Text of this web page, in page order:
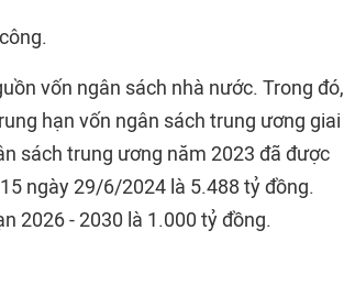
vốn ngân sách nhà nước. Trong đó,
hạn vốn ngân sách trung ương giai
sách trung ương năm 2023 đã được
ngày 29/6/2024 là 5.488 tỷ đồng.
2026 - 2030 là 1.000 tỷ đồng.